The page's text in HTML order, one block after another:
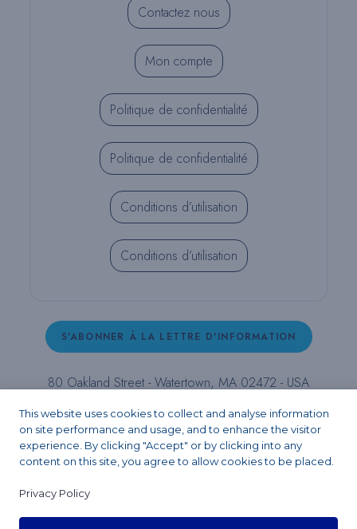
Contactez nous
Mon compte
Politique de confidentialité
Politique de confidentialité
Conditions d’utilisation
Conditions d’utilisation
S'ABONNER À LA LETTRE D'INFORMATION
80 Oakland Street - Watertown, MA 02472 - USA
6262 -contact@pulpdent.com
FacebookInstagramLinkedIn
X YouTube
This website uses cookies to collect and analyse information
on site performance and usage, and to enhance the visitor
experience. By clicking "Accept" or by clicking into any
content on this site, you agree to allow cookies to be placed.
Privacy Policy